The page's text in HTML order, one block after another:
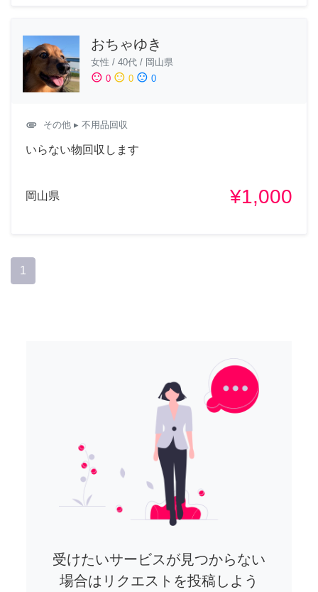
おちゃゆき
女性 / 40代 / 岡山県
sentiment_satisfied 0 sentiment_neutral 0 sentiment_dissatisfied 0
attachment その他 ▸ 不用品回収
いらない物回収します
岡山県 ¥1,000
1
受けたいサービスが見つからない
場合はリクエストを投稿しよう